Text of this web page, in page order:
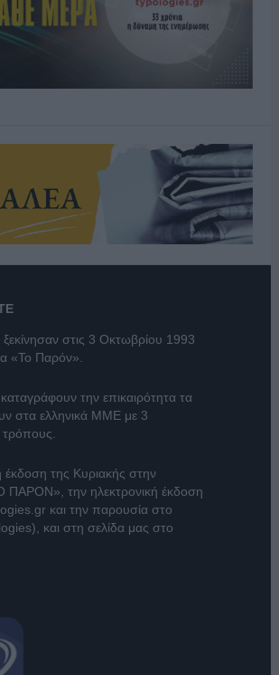
ξεκίνησαν στις 3 Οκτωβρίου 1993
«Το Παρόν».
την επικαιρότητα τα
στα ελληνικά ΜΜΕ με 3
τρόπους.
έκδοση της Κυριακής στην
ΠΑΡΟΝ», την ηλεκτρονική έκδοση
και την παρουσία στο
, και στη σελίδα μας στο